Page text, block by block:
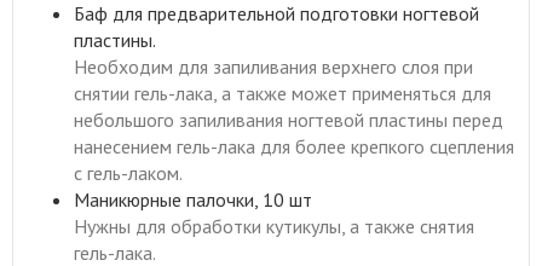
Баф для предварительной подготовки ногтевой
пластины.
Необходим для запиливания верхнего слоя при
снятии гель-лака, а также может применяться для
небольшого запиливания ногтевой пластины перед
нанесением гель-лака для более крепкого сцепления
с гель-лаком.
Маникюрные палочки, 10 шт
Нужны для обработки кутикулы, а также снятия
гель-лака.